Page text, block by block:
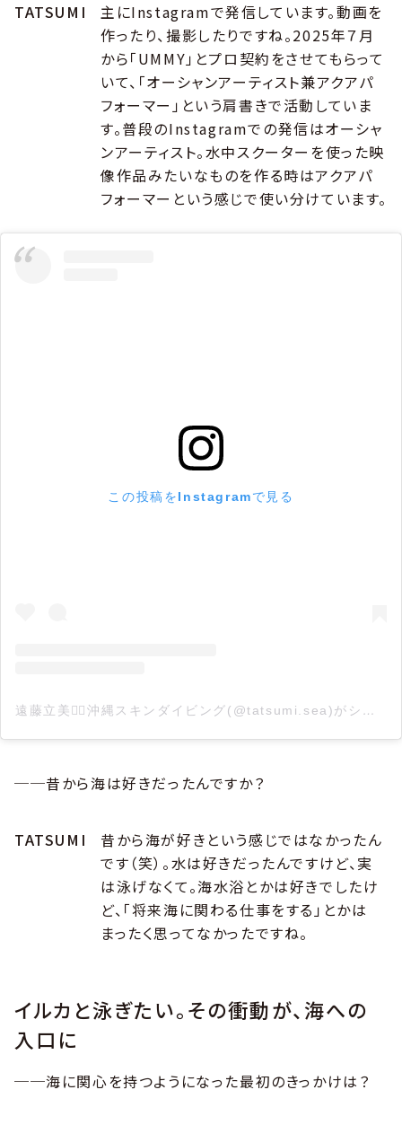
TATSUMI
主にInstagramで発信しています。動画を
作ったり、撮影したりですね。2025年７月
から「UMMY」とプロ契約をさせてもらって
いて、「オーシャンアーティスト兼アクアパ
フォーマー」という肩書きで活動していま
す。普段のInstagramでの発信はオーシャ
ンアーティスト。水中スクーターを使った映
像作品みたいなものを作る時はアクアパ
フォーマーという感じで使い分けています。
この投稿をInstagramで見る
遠藤立美🧜‍♀️沖縄スキンダイビング(@tatsumi.sea)がシェアした投稿
──昔から海は好きだったんですか？
TATSUMI
昔から海が好きという感じではなかったん
です（笑）。水は好きだったんですけど、実
は泳げなくて。海水浴とかは好きでしたけ
ど、「将来海に関わる仕事をする」とかは
まったく思ってなかったですね。
イルカと泳ぎたい。その衝動が、海への
入口に
──海に関心を持つようになった最初のきっかけは？